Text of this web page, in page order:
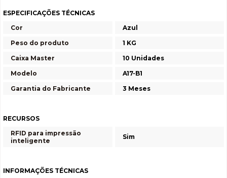
ESPECIFICAÇÕES TÉCNICAS
Cor
Azul
Peso do produto
1 KG
Caixa Master
10 Unidades
Modelo
A17-B1
Garantia do Fabricante
3 Meses
RECURSOS
RFID para impressão
inteligente
Sim
INFORMAÇÕES TÉCNICAS